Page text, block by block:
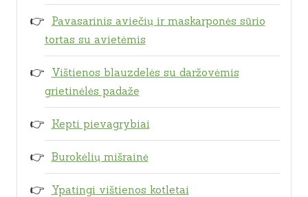
Pavasarinis aviečių ir maskarponės sūrio
tortas su avietėmis
Vištienos blauzdelės su daržovėmis
grietinėlės padaže
Kepti pievagrybiai
Burokėlių mišrainė
Ypatingi vištienos kotletai